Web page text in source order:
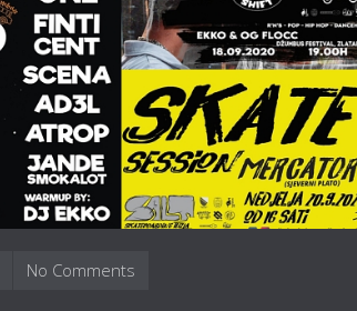
No Comments